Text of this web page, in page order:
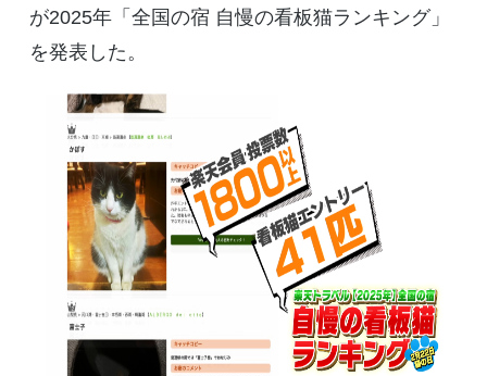
が2025年「全国の宿 自慢の看板猫ランキング」
を発表した。